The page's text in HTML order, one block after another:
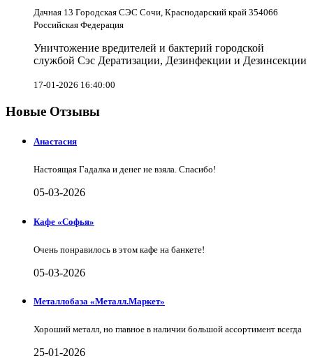
Дачная 13 Городская СЭС Сочи, Краснодарский край 354066
Российская Федерация
Уничтожение вредителей и бактерий городской
службой Сэс Дератизации, Дезинфекции и Дезинсекции
17-01-2026 16:40:00
Новые Отзывы
Анастасия
Настоящая Гадалка и денег не взяла. Спасибо!
05-03-2026
Кафе «Софья»
Очень понравилось в этом кафе на банкете!
05-03-2026
Металлобаза «Металл.Маркет»
Хороший металл, но главное в наличии большой ассортимент всегда
25-01-2026